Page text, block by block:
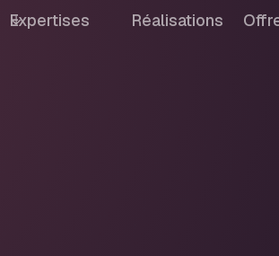
Expertises Réalisations